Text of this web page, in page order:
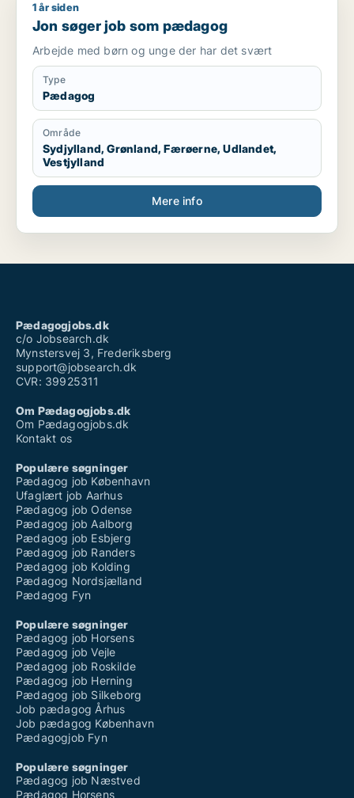
Jon søger job som pædagog
1 år siden
Jon søger job som pædagog
Arbejde med børn og unge der har det svært
Type
Pædagog
Område
Sydjylland, Grønland, Færøerne, Udlandet,
Vestjylland
Mere info
Pædagogjobs.dk
c/o Jobsearch.dk
Mynstersvej 3, Frederiksberg
support@jobsearch.dk
CVR: 39925311
Om Pædagogjobs.dk
Om Pædagogjobs.dk
Kontakt os
Populære søgninger
Pædagog job København
Ufaglært job Aarhus
Pædagog job Odense
Pædagog job Aalborg
Pædagog job Esbjerg
Pædagog job Randers
Pædagog job Kolding
Pædagog Nordsjælland
Pædagog Fyn
Populære søgninger
Pædagog job Horsens
Pædagog job Vejle
Pædagog job Roskilde
Pædagog job Herning
Pædagog job Silkeborg
Job pædagog Århus
Job pædagog København
Pædagogjob Fyn
Populære søgninger
Pædagog job Næstved
Pædagog Horsens